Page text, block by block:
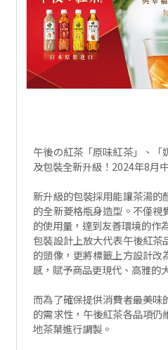
午後の紅茶「原味紅茶」、「
及包裝全新升級！2024年8月
新升級的包裝採用能讓茶湯的
的全新菱格瓶身造型。不僅視
的使用量，達到友善環境的作
包裝設計上放大代表午後紅茶
的頭像，更將標籤上方設計改
感，賦予商品更現代、高雅的
而為了確保提供消費者最美味
的需求性，午後紅茶各品項仍
地茶葉進行調製。